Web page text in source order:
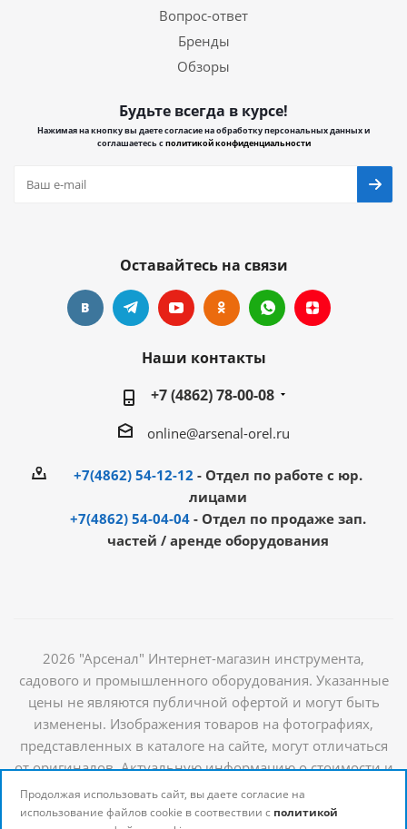
Вопрос-ответ
Бренды
Обзоры
Будьте всегда в курсе!
Нажимая на кнопку вы даете согласие на обработку персональных данных и
соглашаетесь сполитикой конфиденциальности
Оставайтесь на связи
Наши контакты
+7 (4862) 78-00-08
online@arsenal-orel.ru
+7(4862) 54-12-12 - Отдел по работе с юр.
лицами
+7(4862) 54-04-04 - Отдел по продаже зап.
частей / аренде оборудования
2026 "Арсенал" Интернет-магазин инструмента,
садового и промышленного оборудования. Указанные
цены не являются публичной офертой и могут быть
изменены. Изображения товаров на фотографиях,
представленных в каталоге на сайте, могут отличаться
от оригиналов. Актуальную информацию о стоимости и
наличии товаров можно получить у наших
менеджеров
Продолжая использовать сайт, вы даете согласие на
использование файлов cookie в соотвествии с политикой